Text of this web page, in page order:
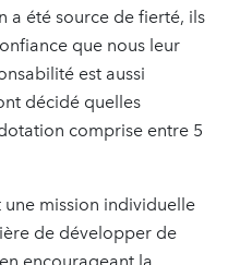
a été source de fierté, ils
que nous leur
est aussi
décidé quelles
comprise entre 5
mission individuelle
de développer de